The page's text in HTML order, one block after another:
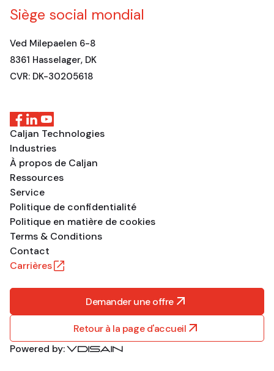
Siège social mondial
Ved Milepaelen 6-8
8361 Hasselager, DK
CVR: DK-30205618
Caljan Technologies
Industries
À propos de Caljan
Ressources
Service
Politique de confidentialité
Politique en matière de cookies
Terms & Conditions
Contact
Carrières
Demander une offre
Retour à la page d'accueil
Powered by: